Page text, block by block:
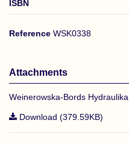
ISBN
Reference WSK0338
Attachments
Weinerowska-Bords Hydraulika
Download (379.59KB)